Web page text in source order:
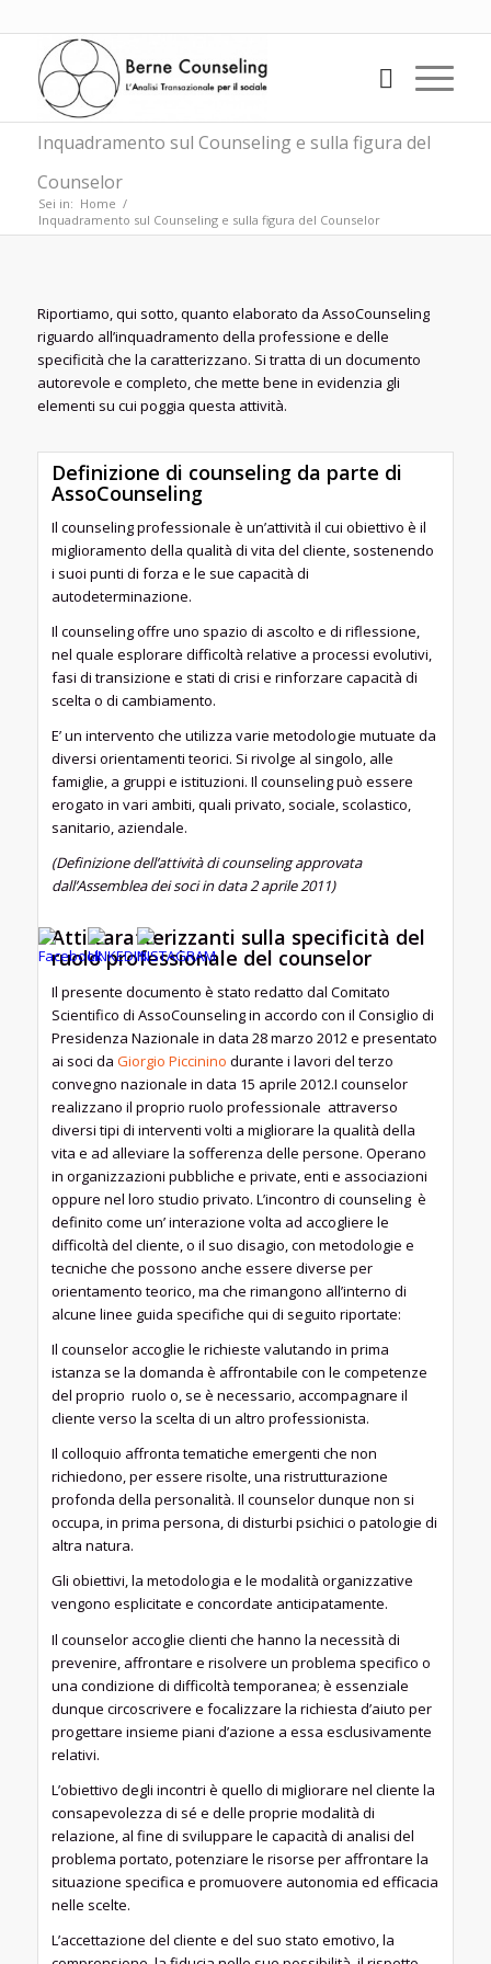
Inquadramento sul Counseling e sulla figura del
Counselor
Sei in: Home /
Inquadramento sul Counseling e sulla figura del Counselor
Riportiamo, qui sotto, quanto elaborato da AssoCounseling
riguardo all’inquadramento della professione e delle
specificità che la caratterizzano. Si tratta di un documento
autorevole e completo, che mette bene in evidenzia gli
elementi su cui poggia questa attività.
Definizione di counseling da parte di
AssoCounseling
Il counseling professionale è un’attività il cui obiettivo è il
miglioramento della qualità di vita del cliente, sostenendo
i suoi punti di forza e le sue capacità di
autodeterminazione.
Il counseling offre uno spazio di ascolto e di riflessione,
nel quale esplorare difficoltà relative a processi evolutivi,
fasi di transizione e stati di crisi e rinforzare capacità di
scelta o di cambiamento.
E’ un intervento che utilizza varie metodologie mutuate da
diversi orientamenti teorici. Si rivolge al singolo, alle
famiglie, a gruppi e istituzioni. Il counseling può essere
erogato in vari ambiti, quali privato, sociale, scolastico,
sanitario, aziendale.
(Definizione dell’attività di counseling approvata
dall’Assemblea dei soci in data 2 aprile 2011)
Atti caratterizzanti sulla specificità del
ruolo professionale del counselor
Il presente documento è stato redatto dal Comitato
Scientifico di AssoCounseling in accordo con il Consiglio di
Presidenza Nazionale in data 28 marzo 2012 e presentato
ai soci da Giorgio Piccinino durante i lavori del terzo
convegno nazionale in data 15 aprile 2012.I counselor
realizzano il proprio ruolo professionale attraverso
diversi tipi di interventi volti a migliorare la qualità della
vita e ad alleviare la sofferenza delle persone. Operano
in organizzazioni pubbliche e private, enti e associazioni
oppure nel loro studio privato. L’incontro di counseling è
definito come un’ interazione volta ad accogliere le
difficoltà del cliente, o il suo disagio, con metodologie e
tecniche che possono anche essere diverse per
orientamento teorico, ma che rimangono all’interno di
alcune linee guida specifiche qui di seguito riportate:
Il counselor accoglie le richieste valutando in prima
istanza se la domanda è affrontabile con le competenze
del proprio ruolo o, se è necessario, accompagnare il
cliente verso la scelta di un altro professionista.
Il colloquio affronta tematiche emergenti che non
richiedono, per essere risolte, una ristrutturazione
profonda della personalità. Il counselor dunque non si
occupa, in prima persona, di disturbi psichici o patologie di
altra natura.
Gli obiettivi, la metodologia e le modalità organizzative
vengono esplicitate e concordate anticipatamente.
Il counselor accoglie clienti che hanno la necessità di
prevenire, affrontare e risolvere un problema specifico o
una condizione di difficoltà temporanea; è essenziale
dunque circoscrivere e focalizzare la richiesta d’aiuto per
progettare insieme piani d’azione a essa esclusivamente
relativi.
L’obiettivo degli incontri è quello di migliorare nel cliente la
consapevolezza di sé e delle proprie modalità di
relazione, al fine di sviluppare le capacità di analisi del
problema portato, potenziare le risorse per affrontare la
situazione specifica e promuovere autonomia ed efficacia
nelle scelte.
L’accettazione del cliente e del suo stato emotivo, la